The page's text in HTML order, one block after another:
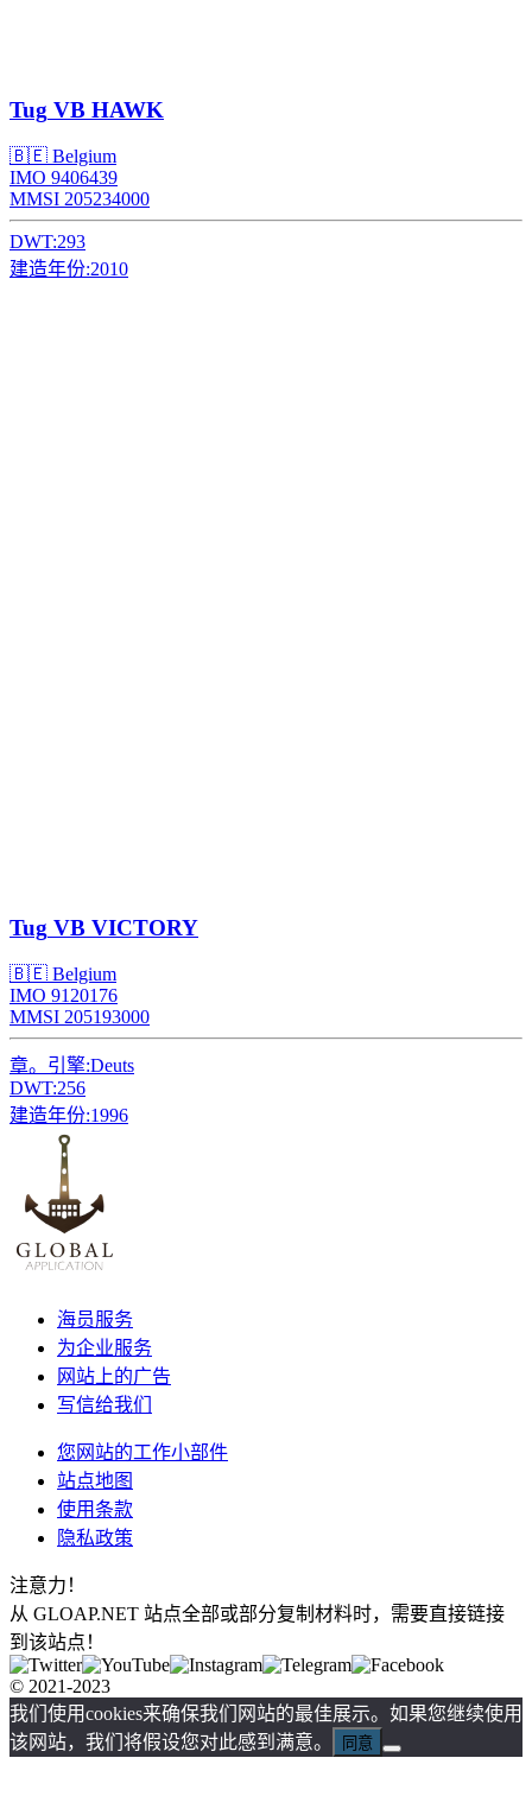
Tug VB HAWK
🇧🇪 Belgium
IMO 9406439
MMSI 205234000
DWT:293
建造年份:2010
Tug VB VICTORY
🇧🇪 Belgium
IMO 9120176
MMSI 205193000
章。引擎:Deuts
DWT:256
建造年份:1996
海员服务
为企业服务
网站上的广告
写信给我们
您网站的工作小部件
站点地图
使用条款
隐私政策
注意力！
从 GLOAP.NET 站点全部或部分复制材料时，需要直接链接
到该站点！
© 2021-2023
我们使用cookies来确保我们网站的最佳展示。如果您继续使用
该网站，我们将假设您对此感到满意。
同意